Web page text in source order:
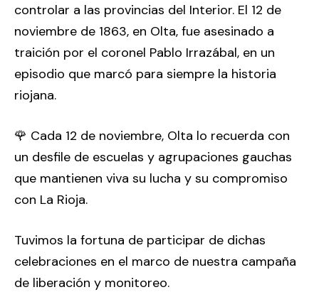
controlar a las provincias del Interior. El 12 de
noviembre de 1863, en Olta, fue asesinado a
traición por el coronel Pablo Irrazábal, en un
episodio que marcó para siempre la historia
riojana.
🌹 Cada 12 de noviembre, Olta lo recuerda con
un desfile de escuelas y agrupaciones gauchas
que mantienen viva su lucha y su compromiso
con La Rioja.
Tuvimos la fortuna de participar de dichas
celebraciones en el marco de nuestra campaña
de liberación y monitoreo.